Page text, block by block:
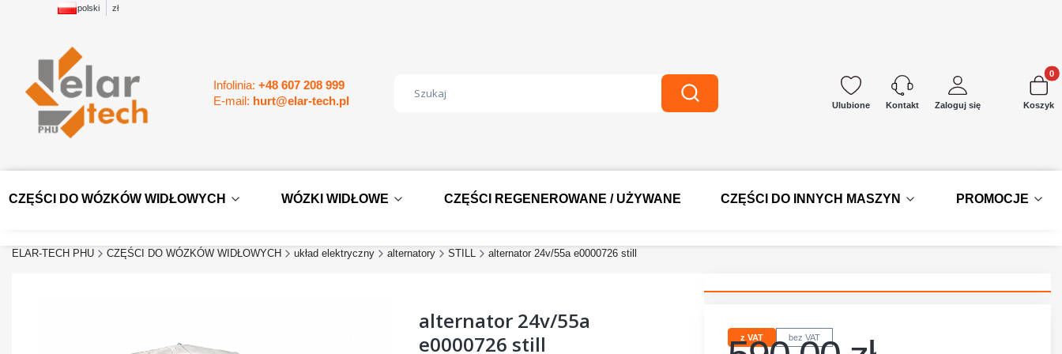
polski zł
Infolinia: +48 607 208 999
E-mail: hurt@elar-tech.pl Wyczyść Szukaj Ulubione Kontakt Zaloguj się Koszyk
CZĘŚCI DO WÓZKÓW WIDŁOWYCH WÓZKI WIDŁOWE CZĘŚCI REGENEROWANE / UŻYWANE CZĘŚCI DO INNYCH MASZYN PROMOCJE
ELAR-TECH PHU CZĘŚCI DO WÓZKÓW WIDŁOWYCH układ elektryczny alternatory STILL alternator 24v/55a e0000726 still
alternator 24v/55a
e0000726 still
z VAT bez VAT